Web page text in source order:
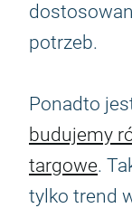
potrzeb.
Ponadto
budujemy
targowe.
tylko trend